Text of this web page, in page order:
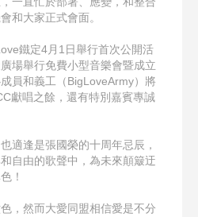
和大家正式會面。
鐵定4月1日舉行首次公開活
場舉行免費小型音樂會暨成立
員和義工（BigLoveArmy）將
獻唱之餘，還有特別嘉賓專誠
適逢是張國榮的十周年忌辰，
自由的歌聲中，為未來顛簸迂
！
，然而大愛同盟相信愛是不分